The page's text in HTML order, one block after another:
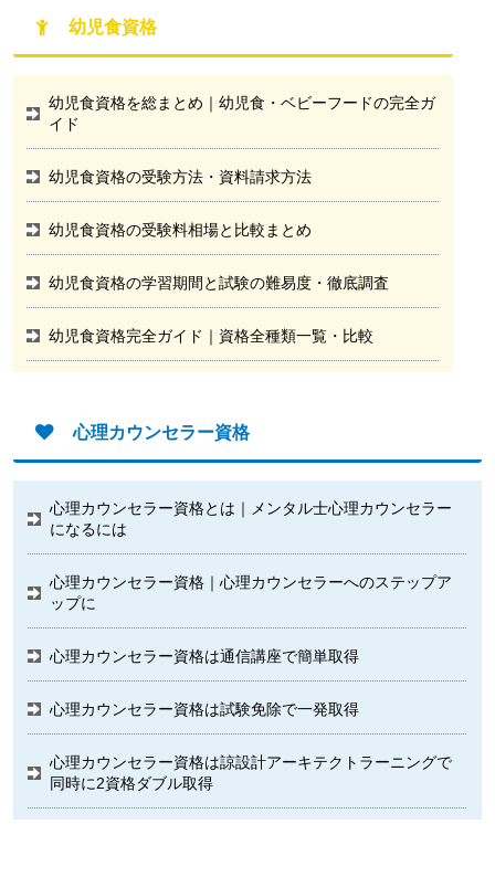
幼児食資格
幼児食資格を総まとめ｜幼児食・ベビーフードの完全ガ
イド
幼児食資格の受験方法・資料請求方法
幼児食資格の受験料相場と比較まとめ
幼児食資格の学習期間と試験の難易度・徹底調査
幼児食資格完全ガイド｜資格全種類一覧・比較
心理カウンセラー資格
心理カウンセラー資格とは｜メンタル士心理カウンセラー
になるには
心理カウンセラー資格｜心理カウンセラーへのステップア
ップに
心理カウンセラー資格は通信講座で簡単取得
心理カウンセラー資格は試験免除で一発取得
心理カウンセラー資格は諒設計アーキテクトラーニングで
同時に2資格ダブル取得